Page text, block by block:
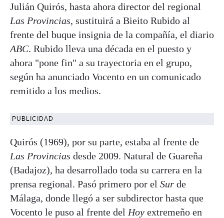
Julián Quirós, hasta ahora director del regional
Las Provincias, sustituirá a Bieito Rubido al
frente del buque insignia de la compañía, el diario
ABC. Rubido lleva una década en el puesto y
ahora "pone fin" a su trayectoria en el grupo,
según ha anunciado Vocento en un comunicado
remitido a los medios.
PUBLICIDAD
Quirós (1969), por su parte, estaba al frente de
Las Provincias desde 2009. Natural de Guareña
(Badajoz), ha desarrollado toda su carrera en la
prensa regional. Pasó primero por el Sur de
Málaga, donde llegó a ser subdirector hasta que
Vocento le puso al frente del Hoy extremeño en